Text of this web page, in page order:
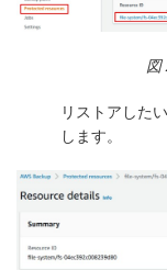
図
リストアした
します。